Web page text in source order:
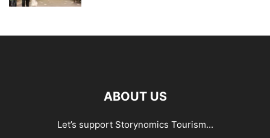
ABOUT US
Let’s support Storynomics Tourism...